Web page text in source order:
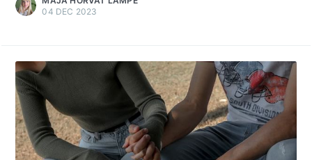
04 DEC 2023